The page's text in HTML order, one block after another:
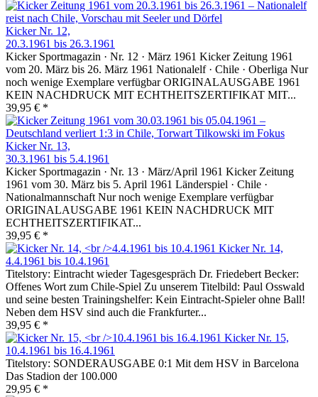
Kicker Nr. 12,
20.3.1961 bis 26.3.1961
Kicker Sportmagazin · Nr. 12 · März 1961 Kicker Zeitung 1961
vom 20. März bis 26. März 1961 Nationalelf · Chile · Oberliga Nur
noch wenige Exemplare verfügbar ORIGINALAUSGABE 1961
KEIN NACHDRUCK MIT ECHTHEITSZERTIFIKAT MIT...
39,95 € *
Kicker Nr. 13,
30.3.1961 bis 5.4.1961
Kicker Sportmagazin · Nr. 13 · März/April 1961 Kicker Zeitung
1961 vom 30. März bis 5. April 1961 Länderspiel · Chile ·
Nationalmannschaft Nur noch wenige Exemplare verfügbar
ORIGINALAUSGABE 1961 KEIN NACHDRUCK MIT
ECHTHEITSZERTIFIKAT...
39,95 € *
Kicker Nr. 14,
4.4.1961 bis 10.4.1961
Titelstory: Eintracht wieder Tagesgespräch Dr. Friedebert Becker:
Offenes Wort zum Chile-Spiel Zu unserem Titelbild: Paul Osswald
und seine besten Trainingshelfer: Kein Eintracht-Spieler ohne Ball!
Neben dem HSV sind auch die Frankfurter...
39,95 € *
Kicker Nr. 15,
10.4.1961 bis 16.4.1961
Titelstory: SONDERAUSGABE 0:1 Mit dem HSV in Barcelona
Das Stadion der 100.000
29,95 € *